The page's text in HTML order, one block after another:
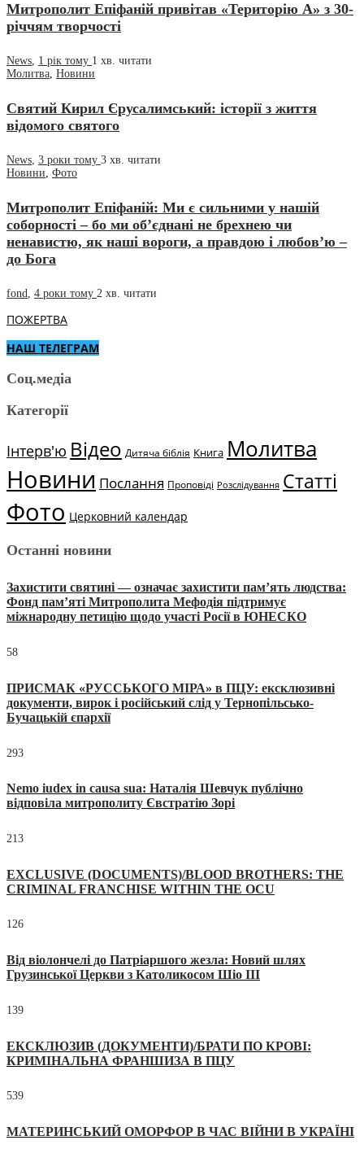
Митрополит Епіфаній привітав «Територію А» з 30-
річчям творчості
News 1 рік тому 1 хв. читати
Молитва Новини
Святий Кирил Єрусалимський: історії з життя
відомого святого
News 3 роки тому 3 хв. читати
Новини Фото
Митрополит Епіфаній: Ми є сильними у нашій
соборності – бо ми об’єднані не брехнею чи
ненавистю, як наші вороги, а правдою і любов’ю –
до Бога
fond 4 роки тому 2 хв. читати
ПОЖЕРТВА
НАШ ТЕЛЕГРАМ
Соц.медіа
Категорії
Інтерв'ю Відео Дитяча біблія Книга Молитва
Новини Послання Проповіді Розслідування Статті
Фото Церковний календар
Останні новини
Захистити святині — означає захистити пам’ять людства:
Фонд пам’яті Митрополита Мефодія підтримує
міжнародну петицію щодо участі Росії в ЮНЕСКО
58
ПРИСМАК «РУССЬКОГО МІРА» в ПЦУ: ексклюзивні
документи, вирок і російський слід у Тернопільсько-
Бучацькій єпархії
293
Nemo iudex in causa sua: Наталія Шевчук публічно
відповіла митрополиту Євстратію Зорі
213
EXCLUSIVE (DOCUMENTS)/BLOOD BROTHERS: THE
CRIMINAL FRANCHISE WITHIN THE OCU
126
Від віолончелі до Патріаршого жезла: Новий шлях
Грузинської Церкви з Католикосом Шіо III
139
ЕКСКЛЮЗИВ (ДОКУМЕНТИ)/БРАТИ ПО КРОВІ:
КРИМІНАЛЬНА ФРАНШИЗА В ПЦУ
539
МАТЕРИНСЬКИЙ ОМОРФОР В ЧАС ВІЙНИ В УКРАЇНІ